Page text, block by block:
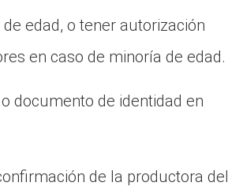
edad, o tener autorización
en caso de minoría de edad.
documento de identidad en
de la productora del